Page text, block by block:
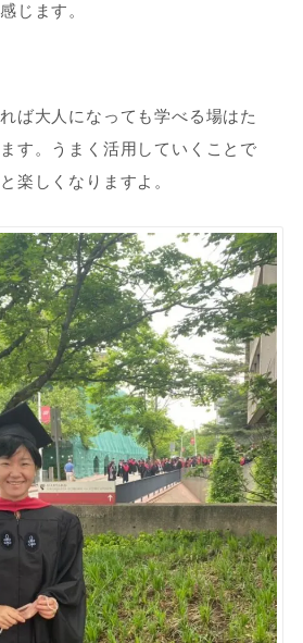
じます。
ば大人になっても学べる場はた
す。うまく活用していくことで
楽しくなりますよ。